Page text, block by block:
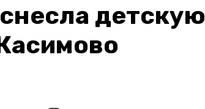
детскую